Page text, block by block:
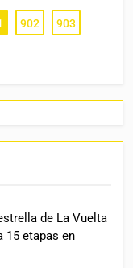
902 903
de La Vuelta
15 etapas en